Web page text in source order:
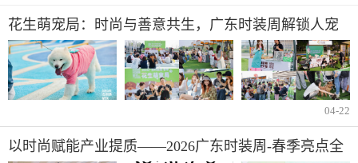
花生萌宠局：时尚与善意共生，广东时装周解锁人宠
公益新范式
04-22
以时尚赋能产业提质——2026广东时装周-春季亮点全